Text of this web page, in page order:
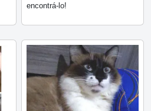
encontrá-lo!